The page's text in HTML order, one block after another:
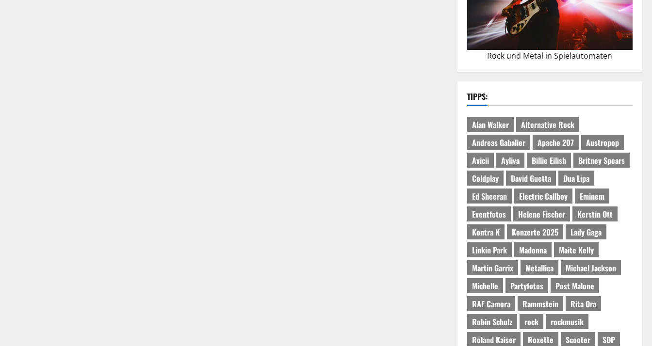
Rock und Metal in Spielautomaten
TIPPS:
Alan Walker
Alternative Rock
Andreas Gabalier
Apache 207
Austropop
Avicii
Ayliva Billie Eilish
Britney Spears
Coldplay
David Guetta
Dua Lipa
Ed Sheeran
Electric Callboy
Eminem
Eventfotos
Helene Fischer
Kerstin Ott
Kontra K
Konzerte 2025
Lady Gaga
Linkin Park
Madonna
Maite Kelly
Martin Garrix
Metallica
Michael Jackson
Michelle
Partyfotos
Post Malone
RAF Camora
Rammstein
Rita Ora
Robin Schulz
rock
rockmusik
Roland Kaiser
Roxette Scooter
SDP